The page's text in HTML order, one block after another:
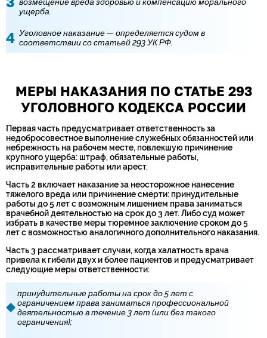
ущерба.
Уголовное наказание — определяется судом в
соответствии со статьей 293 УК РФ.
МЕРЫ НАКАЗАНИЯ ПО СТАТЬЕ 293
УГОЛОВНОГО КОДЕКСА РОССИИ
Первая часть предусматривает ответственность за
недобросовестное выполнение служебных обязанностей или
небрежность на рабочем месте, повлекшую причинение
крупного ущерба: штраф, обязательные работы,
исправительные работы или арест.
Часть 2 включает наказание за неосторожное нанесение
тяжелого вреда или причинение смерти: принудительные
работы до 5 лет с возможным лишением права заниматься
врачебной деятельностью на срок до 3 лет. Либо суд может
избрать в качестве меры тюремное заключение сроком до 5
лет с возможностью аналогичного дополнительного наказания.
Часть 3 рассматривает случаи, когда халатность врача
привела к гибели двух и более пациентов и предусматривает
следующие меры ответственности:
принудительные работы на срок до 5 лет с
ограничением права заниматься профессиональной
деятельностью в течение 3 лет (или без такого
ограничения);